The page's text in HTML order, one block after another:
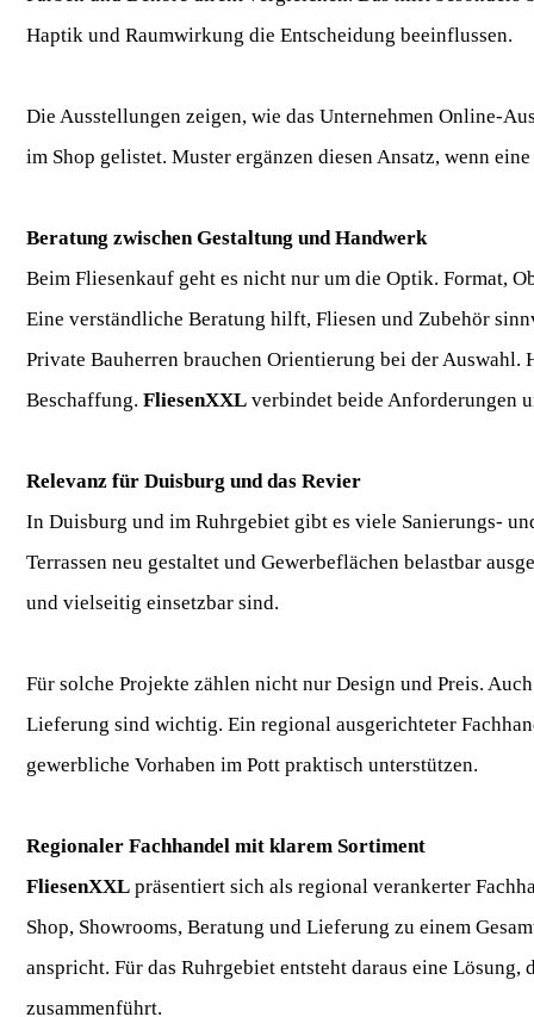
Haptik und Raumwirkung die Entscheidung beeinflussen.
Die Ausstellungen zeigen, wie das Unternehmen Online-
im Shop gelistet. Muster ergänzen diesen Ansatz, wenn
Beratung zwischen Gestaltung und Handwerk
Beim Fliesenkauf geht es nicht nur um die Optik. Format,
Eine verständliche Beratung hilft, Fliesen und Zubehör
Private Bauherren brauchen Orientierung bei der
Beschaffung. FliesenXXL verbindet beide Anforderungen
Relevanz für Duisburg und das Revier
In Duisburg und im Ruhrgebiet gibt es viele Sanierungs-
Terrassen neu gestaltet und Gewerbeflächen belastbar
und vielseitig einsetzbar sind.
Für solche Projekte zählen nicht nur Design und Preis.
Lieferung sind wichtig. Ein regional ausgerichteter
gewerbliche Vorhaben im Pott praktisch unterstützen.
Regionaler Fachhandel mit klarem Sortiment
FliesenXXL präsentiert sich als regional verankerter
Shop, Showrooms, Beratung und Lieferung zu einem
anspricht. Für das Ruhrgebiet entsteht daraus eine
zusammenführt.